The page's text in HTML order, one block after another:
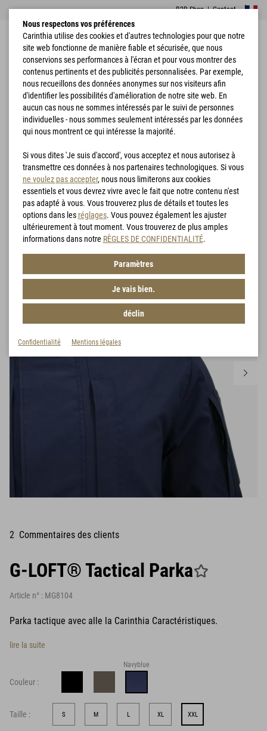
B2B Shop|Contact
Accueil Vêtements Vestes G-LOFT® Tactical Parka
2 Commentaires des clients
G-LOFT® Tactical Parka
Article n° : MG8104
Parka tactique avec alle la Carinthia Caractéristiques.
lire la suite
Couleur :
Navyblue
Taille : S M L XL XXL
Nous respectons vos préférences
Carinthia utilise des cookies et d'autres technologies pour que notre
site web fonctionne de manière fiable et sécurisée, que nous
conservions ses performances à l'écran et pour vous montrer des
contenus pertinents et des publicités personnalisées. Par exemple,
nous recueillons des données anonymes sur nos visiteurs afin
d'identifier les possibilités d'amélioration de notre site web. En
aucun cas nous ne sommes intéressés par le suivi de personnes
individuelles - nous sommes seulement intéressés par les données
qui nous montrent ce qui intéresse la majorité.
Si vous dites 'Je suis d'accord', vous acceptez et nous autorisez à
transmettre ces données à nos partenaires technologiques. Si vous
ne voulez pas accepter, nous nous limiterons aux cookies
essentiels et vous devrez vivre avec le fait que notre contenu n'est
pas adapté à vous. Vous trouverez plus de détails et toutes les
options dans les réglages. Vous pouvez également les ajuster
ultérieurement à tout moment. Vous trouverez de plus amples
informations dans notre RÈGLES DE CONFIDENTIALITÉ.
Paramètres
Je vais bien.
déclin
Confidentialité Mentions légales